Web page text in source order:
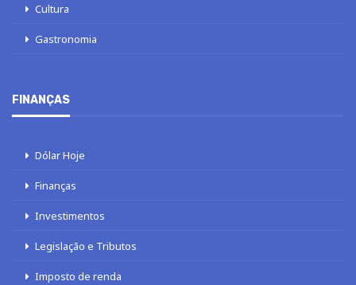
Cultura
Gastronomia
FINANÇAS
Dólar Hoje
Finanças
Investimentos
Legislação e Tributos
Imposto de renda